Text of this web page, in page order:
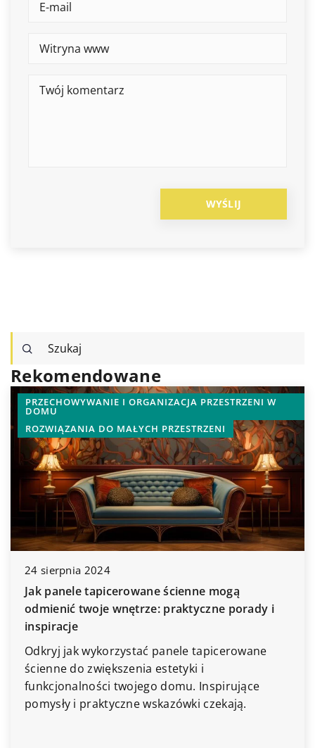
Rekomendowane
PRZECHOWYWANIE I ORGANIZACJA PRZESTRZENI W
DOMU
ROZWIĄZANIA DO MAŁYCH PRZESTRZENI
24 sierpnia 2024
Jak panele tapicerowane ścienne mogą
odmienić twoje wnętrze: praktyczne porady i
inspiracje
Odkryj jak wykorzystać panele tapicerowane
ścienne do zwiększenia estetyki i
funkcjonalności twojego domu. Inspirujące
pomysły i praktyczne wskazówki czekają.